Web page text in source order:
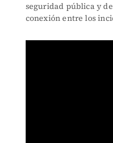
seguridad pública y
conexión entre los